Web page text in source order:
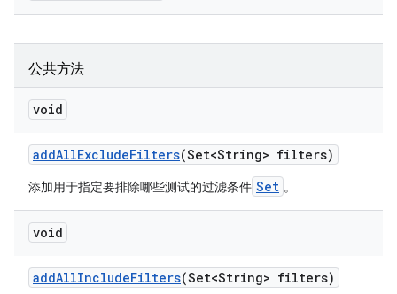
公共方法
void
addAllExcludeFilters(Set<String> filters)
添加用于指定要排除哪些测试的过滤条件 Set 。
void
addAllIncludeFilters(Set<String> filters)